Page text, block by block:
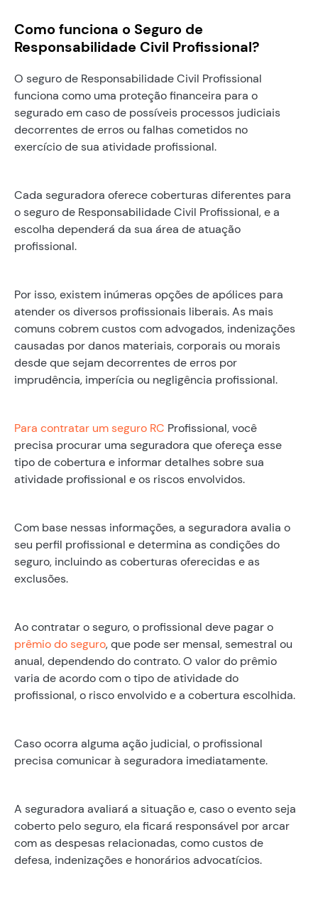
Como funciona o Seguro de
Responsabilidade Civil Profissional?
O seguro de Responsabilidade Civil Profissional
funciona como uma proteção financeira para o
segurado em caso de possíveis processos judiciais
decorrentes de erros ou falhas cometidos no
exercício de sua atividade profissional.
Cada seguradora oferece coberturas diferentes para
o seguro de Responsabilidade Civil Profissional, e a
escolha dependerá da sua área de atuação
profissional.
Por isso, existem inúmeras opções de apólices para
atender os diversos profissionais liberais. As mais
comuns cobrem custos com advogados, indenizações
causadas por danos materiais, corporais ou morais
desde que sejam decorrentes de erros por
imprudência, imperícia ou negligência profissional.
Para contratar um seguro RC Profissional, você
precisa procurar uma seguradora que ofereça esse
tipo de cobertura e informar detalhes sobre sua
atividade profissional e os riscos envolvidos.
Com base nessas informações, a seguradora avalia o
seu perfil profissional e determina as condições do
seguro, incluindo as coberturas oferecidas e as
exclusões.
Ao contratar o seguro, o profissional deve pagar o
prêmio do seguro, que pode ser mensal, semestral ou
anual, dependendo do contrato. O valor do prêmio
varia de acordo com o tipo de atividade do
profissional, o risco envolvido e a cobertura escolhida.
Caso ocorra alguma ação judicial, o profissional
precisa comunicar à seguradora imediatamente.
A seguradora avaliará a situação e, caso o evento seja
coberto pelo seguro, ela ficará responsável por arcar
com as despesas relacionadas, como custos de
defesa, indenizações e honorários advocatícios.